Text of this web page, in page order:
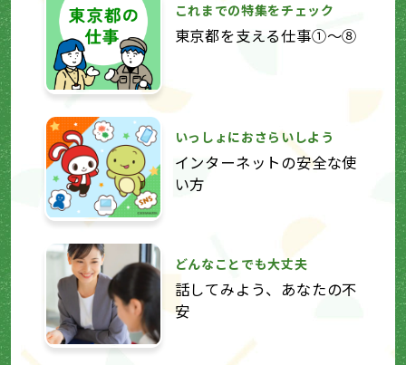
これまでの特集をチェック
東京都を支える仕事①～⑧
いっしょにおさらいしよう
インターネットの安全な使
い方
どんなことでも大丈夫
話してみよう、あなたの不
安